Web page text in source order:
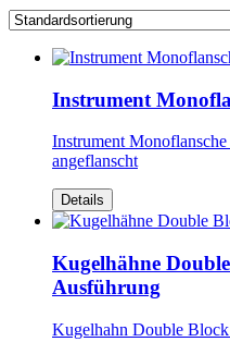
Instrument
Instrument
angeflanscht
Details
Kugelhähne
Ausführung
Kugelhahn Double